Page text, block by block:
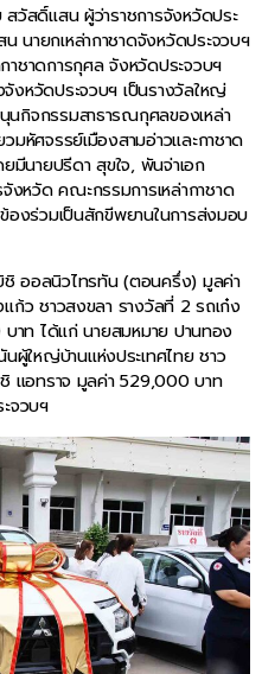
สดิ์แสน ผู้ว่าราชการจังหวัดประ
ายกเหล่ากาชาดจังหวัดประจวบฯ
าชาดการกุศล จังหวัดประจวบฯ
งหวัดประจวบฯ เป็นรางวัลใหญ่
กิจกรรมสาธารณกุศลของเหล่า
มหัศจรรย์เมืองสามอ่าวและกาชาด
มีนายปรีดา สุขใจ, พันจ่าเอก
หวัด คณะกรรมการเหล่ากาชาด
องร่วมเป็นสักขีพยานในการส่งมอบ
ออลนิวไทรทัน (ตอนครึ่ง) มูลค่า
ว ชาวสงขลา รางวัลที่ 2 รถเก๋ง
าท ได้แก่ นายสมหมาย ปานทอง
ผู้ใหญ่บ้านแห่งประเทศไทย ชาว
แอทราจ มูลค่า 529,000 บาท
จวบฯ